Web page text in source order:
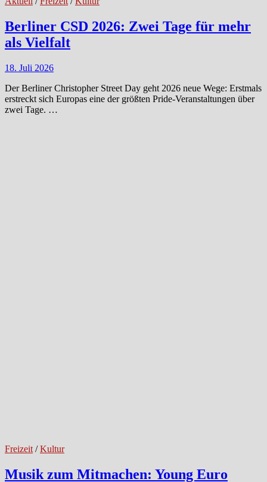
Berliner CSD 2026: Zwei Tage für mehr
als Vielfalt
18. Juli 2026
Der Berliner Christopher Street Day geht 2026 neue Wege: Erstmals
erstreckt sich Europas eine der größten Pride-Veranstaltungen über
zwei Tage. …
Freizeit /Kultur
Musik zum Mitmachen: Young Euro